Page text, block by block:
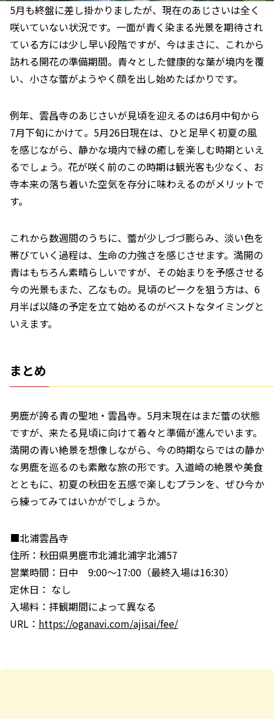
5月も終盤に差し掛かりましたが、現在のあじさいは全く
咲いていない状況です。一面が青く染まる光景を期待され
ている方には少し早い段階ですが、今はまさに、これから
訪れる開花の準備期間。青々とした健康的な葉が境内を覆
い、小さな蕾がようやく顔を出し始めたばかりです。
例年、雲昌寺のあじさいが見頃を迎えるのは6月中旬から
7月下旬にかけて。5月26日現在は、ひと足早く初夏の風
を感じながら、静かな境内で緑の癒しを楽しむ時期といえ
るでしょう。花が咲く前のこの時期は観光客も少なく、お
寺本来の落ち着いた空気を存分に味わえるのがメリットで
す。
これから数週間のうちに、蕾が少しづづ膨らみ、淡い色を
帯びていく過程は、生命の力強さを感じさせます。満開の
青はもちろん素晴らしいですが、その始まりを予感させる
今の光景もまた、乙なもの。見頃のピークを狙う方は、6
月半ば以降の予定を立て始めるのがベストなタイミングと
いえます。
まとめ
男鹿が誇る青の聖地・雲昌寺。5月末現在はまだ蕾の状態
ですが、来たる見頃に向けて着々と準備が進んでいます。
満開の青い絶景を想像しながら、今の時期ならではの静か
な男鹿を巡るのも素敵な旅の形です。入道崎の絶景や美食
とともに、初夏の秋田を五感で楽しむプランを、ぜひ今か
ら練ってみてはいかがでしょうか。
■北浦雲昌寺
住所：秋田県男鹿市北浦北浦字北浦57
営業時間：日中 9:00～17:00（最終入場は16:30）
定休日： なし
入場料：拝観期間によって異なる
URL： https://oganavi.com/ajisai/fee/